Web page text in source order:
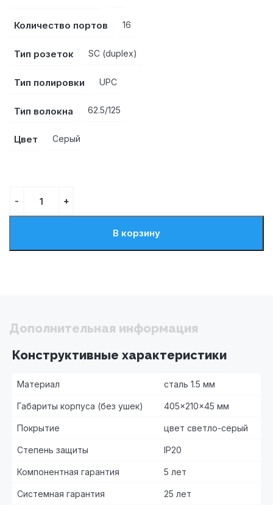
Количество портов 16
Тип розеток SC (duplex)
Тип полировки UPC
Тип волокна 62.5/125
Цвет Серый
В корзину
Дополнительная информация
Конструктивные характеристики
Материал сталь 1.5 мм
Габариты корпуса (без ушек) 405×210×45 мм
Покрытие цвет светло-серый
Степень защиты IP20
Компонентная гарантия 5 лет
Системная гарантия 25 лет